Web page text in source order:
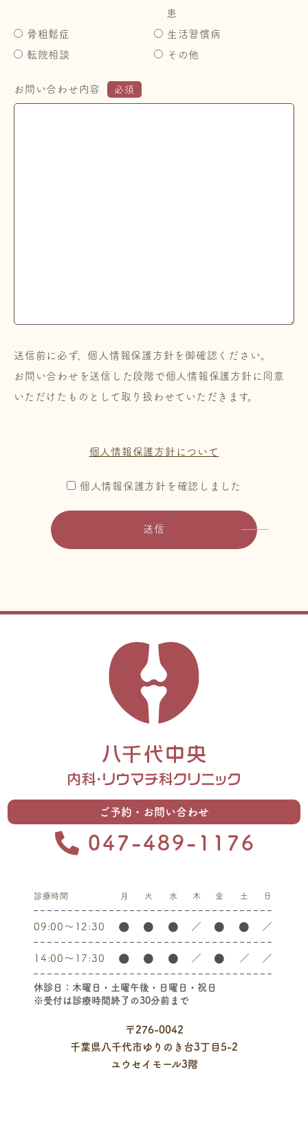
患
骨粗鬆症
生活習慣病
転院相談
その他
お問い合わせ内容 必須
送信前に必ず、個人情報保護方針を御確認ください。
お問い合わせを送信した段階で個人情報保護方針に同意
いただけたものとして取り扱わせていただきます。
個人情報保護方針について
個人情報保護方針を確認しました
ご予約・お問い合わせ
047-489-1176
診療時間 月 火 水 木 金 土 日
09:00～12:30 ／ ／
14:00～17:30 ／ ／ ／
休診日：木曜日・土曜午後・日曜日・祝日
※受付は診療時間終了の30分前まで
〒276-0042
千葉県八千代市ゆりのき台3丁目5-2
ユウセイモール3階